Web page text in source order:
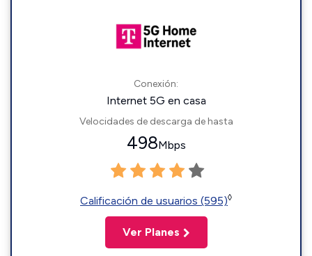
Conexión:
Internet 5G en casa
Velocidades de descarga de hasta
498Mbps
Calificación de usuarios (595)◊
Ver Planes